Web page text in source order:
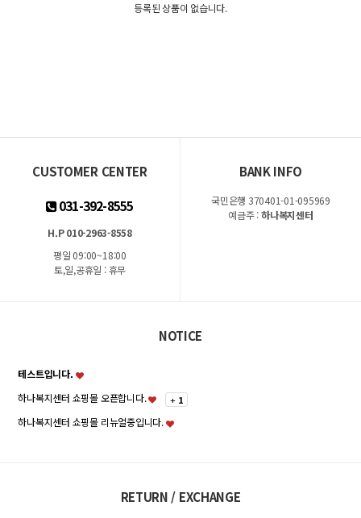
등록된 상품이 없습니다.
CUSTOMER CENTER
031-392-8555
H.P 010-2963-8558
평일 09:00~18:00
토,일,공휴일 : 휴무
BANK INFO
국민은행 370401-01-095969
예금주 :하나복지센터
NOTICE
테스트입니다.
하나복지센터 쇼핑몰 오픈합니다.
+ 1
하나복지센터 쇼핑몰 리뉴얼중입니다.
RETURN / EXCHANGE